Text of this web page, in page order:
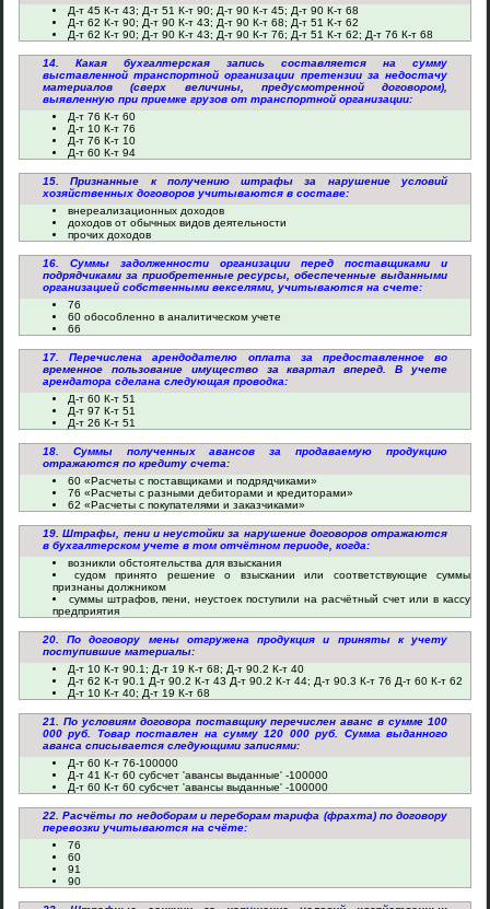
Д-т 45 К-т 43; Д-т 51 К-т 90; Д-т 90 К-т 45; Д-т 90 К-т 68
Д-т 62 К-т 90; Д-т 90 К-т 43; Д-т 90 К-т 68; Д-т 51 К-т 62
Д-т 62 К-т 90; Д-т 90 К-т 43; Д-т 90 К-т 76; Д-т 51 К-т 62; Д-т 76 К-т 68
14. Какая бухгалтерская запись составляется на сумму
выставленной транспортной организации претензии за недостачу
материалов (сверх величины, предусмотренной договором),
выявленную при приемке грузов от транспортной организации:
Д-т 76 К-т 60
Д-т 10 К-т 76
Д-т 76 К-т 10
Д-т 60 К-т 94
15. Признанные к получению штрафы за нарушение условий
хозяйственных договоров учитываются в составе:
внереализационных доходов
доходов от обычных видов деятельности
прочих доходов
16. Суммы задолженности организации перед поставщиками и
подрядчиками за приобретенные ресурсы, обеспеченные выданными
организацией собственными векселями, учитываются на счете:
76
60 обособленно в аналитическом учете
66
17. Перечислена арендодателю оплата за предоставленное во
временное пользование имущество за квартал вперед. В учете
арендатора сделана следующая проводка:
Д-т 60 К-т 51
Д-т 97 К-т 51
Д-т 26 К-т 51
18. Суммы полученных авансов за продаваемую продукцию
отражаются по кредиту счета:
60 «Расчеты с поставщиками и подрядчиками»
76 «Расчеты с разными дебиторами и кредиторами»
62 «Расчеты с покупателями и заказчиками»
19. Штрафы, пени и неустойки за нарушение договоров отражаются
в бухгалтерском учете в том отчётном периоде, когда:
возникли обстоятельства для взыскания
судом принято решение о взыскании или соответствующие суммы
признаны должником
суммы штрафов, пени, неустоек поступили на расчётный счет или в кассу
предприятия
20. По договору мены отгружена продукция и приняты к учету
поступившие материалы:
Д-т 10 К-т 90.1; Д-т 19 К-т 68; Д-т 90.2 К-т 40
Д-т 62 К-т 90.1 Д-т 90.2 К-т 43 Д-т 90.2 К-т 44; Д-т 90.3 К-т 76 Д-т 60 К-т 62
Д-т 10 К-т 40; Д-т 19 К-т 68
21. По условиям договора поставщику перечислен аванс в сумме 100
000 руб. Товар поставлен на сумму 120 000 руб. Сумма выданного
аванса списывается следующими записями:
Д-т 60 К-т 76-100000
Д-т 41 К-т 60 субсчет 'авансы выданные' -100000
Д-т 60 К-т 60 субсчет 'авансы выданные' -100000
22. Расчёты по недоборам и переборам тарифа (фрахта) по договору
перевозки учитываются на счёте:
76
60
91
90